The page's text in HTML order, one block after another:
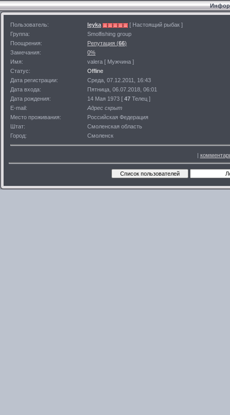
Пользователь: leyka
[ Настоящий рыбак ]
Группа:
Smolfishing group
Поощрения:
Репутация (66)
Замечания:
0%
Имя:
valera [ Мужчина ]
Статус:
Offline
Дата регистрации:
Среда, 07.12.2011, 16:43
Дата входа:
Пятница, 06.07.2018, 06:01
Дата рождения:
14 Мая 1973 [ 47 Телец ]
E-mail:
Адрес скрыт
Место проживания:
Российская Федерация
Штат:
Смоленская область
Город:
Смоленск
|